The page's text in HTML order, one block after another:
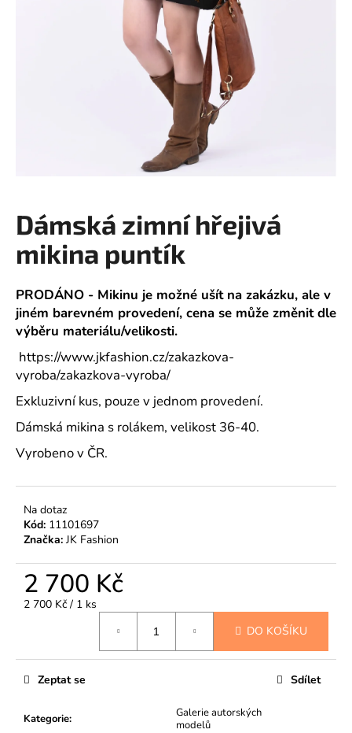
Dámská zimní hřejivá
mikina puntík
PRODÁNO - Mikinu je možné ušít na zakázku, ale v
jiném barevném provedení, cena se může změnit dle
výběru materiálu/velikosti.
https://www.jkfashion.cz/zakazkova-
vyroba/zakazkova-vyroba/
Exkluzivní kus, pouze v jednom provedení.
Dámská mikina s rolákem, velikost 36-40.
Vyrobeno v ČR.
Na dotaz
Kód: 11101697
Značka: JK Fashion
2 700 Kč
Měrná
2 700 Kč / 1 ks
DO KOŠÍKU
Kategorie:
Galerie autorských
modelů
Zeptat se Sdílet
D
o
p
o
r
u
č
u
e
m